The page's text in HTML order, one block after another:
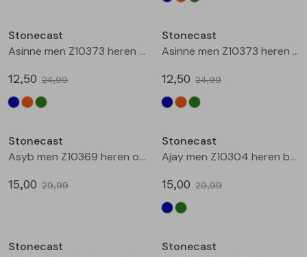
Jackjes
Blazers
Bermuda's
Rokken
Tops
Vesten
Stonecast
Asinne men Z10373 heren polo Oranje
12,50 24,99
Stonecast
Asinne men Z10373 heren polo Groen
12,50 24,99
Stonecast
Asyb men Z10369 heren overhemd km Groen mos
15,00 29,99
Stonecast
Ajay men Z10304 heren bermuda Marine
15,00 29,99
Stonecast
Stonecast